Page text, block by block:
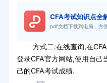
CFA考试知识点全
pdf文档下载到电脑，方
方式二:在线查询,在CFA
登录CFA官方网站,使用自己
己的CFA考试成绩.